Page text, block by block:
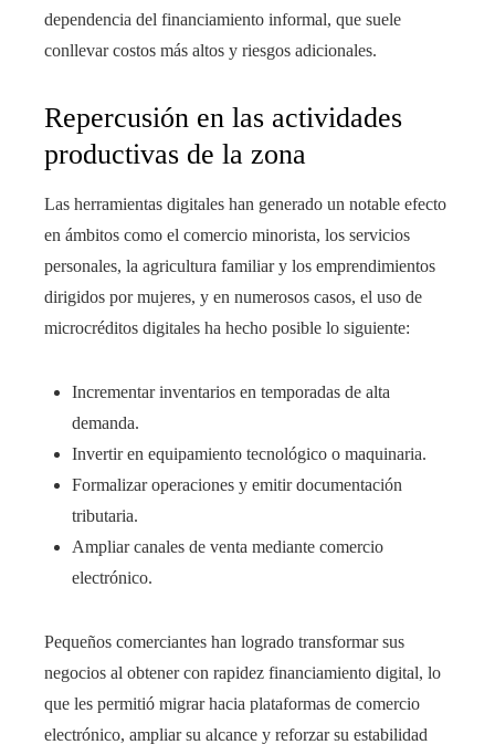
dependencia del financiamiento informal, que suele
conllevar costos más altos y riesgos adicionales.
Repercusión en las actividades
productivas de la zona
Las herramientas digitales han generado un notable efecto
en ámbitos como el comercio minorista, los servicios
personales, la agricultura familiar y los emprendimientos
dirigidos por mujeres, y en numerosos casos, el uso de
microcréditos digitales ha hecho posible lo siguiente:
Incrementar inventarios en temporadas de alta
demanda.
Invertir en equipamiento tecnológico o maquinaria.
Formalizar operaciones y emitir documentación
tributaria.
Ampliar canales de venta mediante comercio
electrónico.
Pequeños comerciantes han logrado transformar sus
negocios al obtener con rapidez financiamiento digital, lo
que les permitió migrar hacia plataformas de comercio
electrónico, ampliar su alcance y reforzar su estabilidad